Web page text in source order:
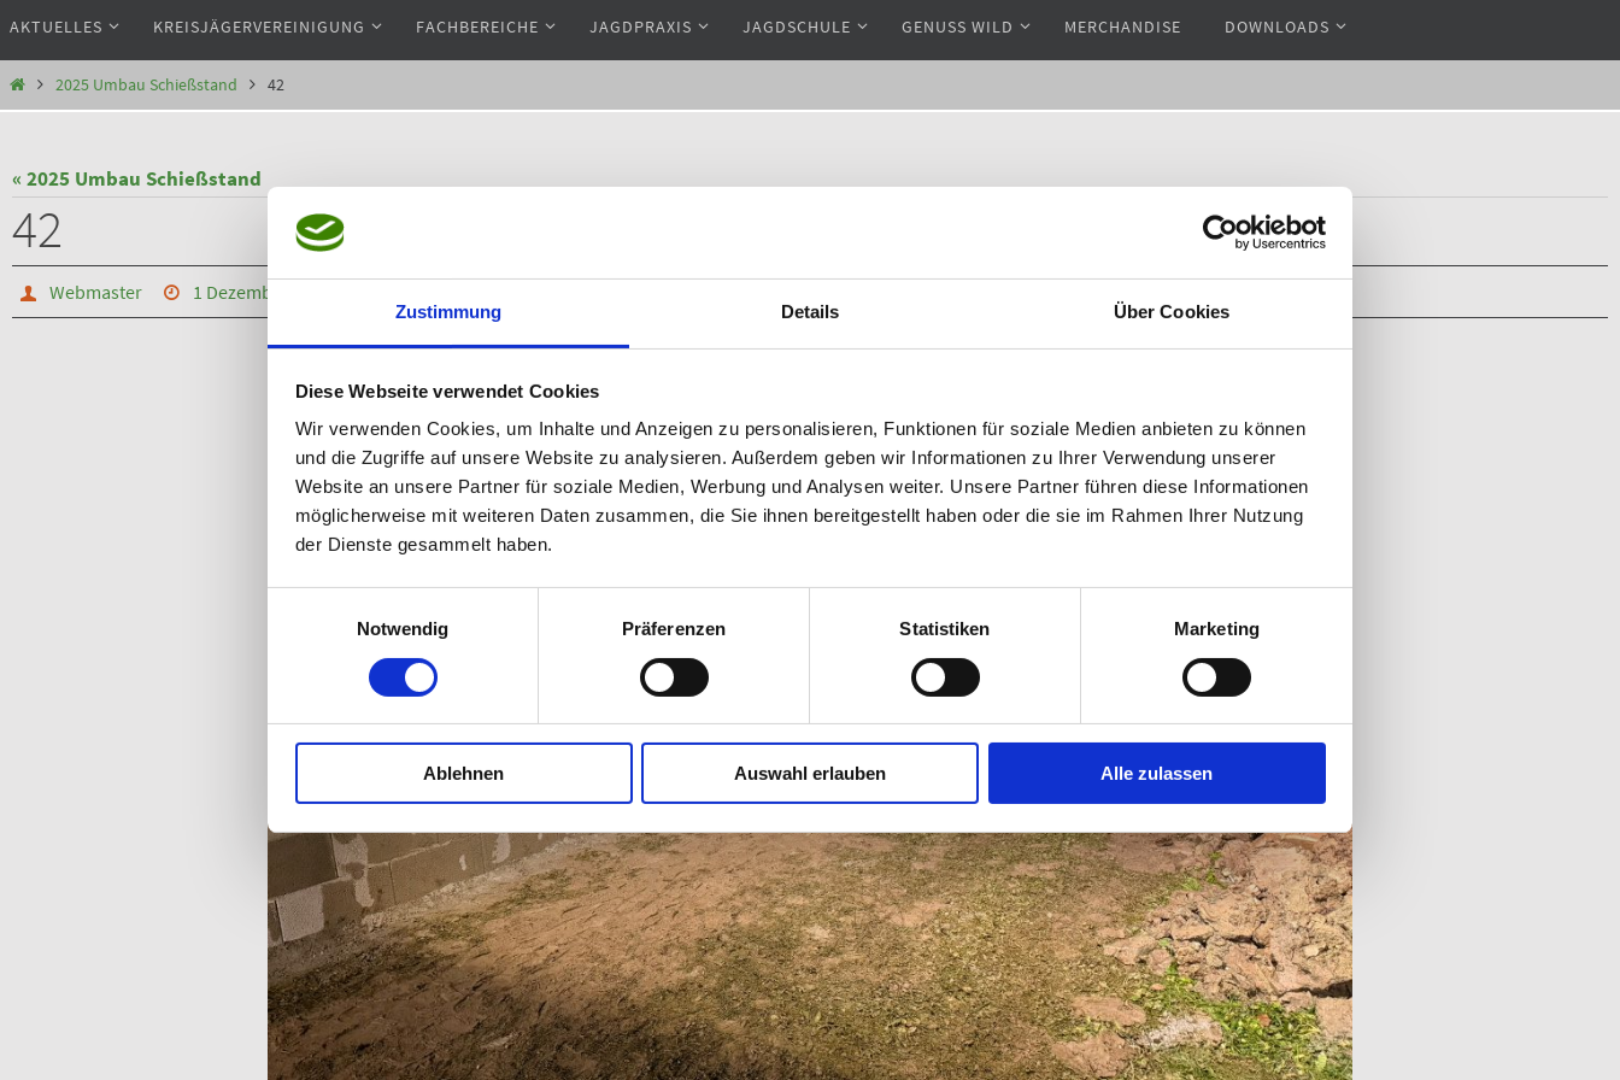
Zustimmung Details Über Cookies
Diese Webseite verwendet Cookies
Wir verwenden Cookies, um Inhalte und Anzeigen zu personalisieren, Funktionen für soziale Medien anbieten zu können
und die Zugriffe auf unsere Website zu analysieren. Außerdem geben wir Informationen zu Ihrer Verwendung unserer
Website an unsere Partner für soziale Medien, Werbung und Analysen weiter. Unsere Partner führen diese Informationen
möglicherweise mit weiteren Daten zusammen, die Sie ihnen bereitgestellt haben oder die sie im Rahmen Ihrer Nutzung
der Dienste gesammelt haben.
Notwendig
Präferenzen Statistiken Marketing
Ablehnen Auswahl erlauben Alle zulassen
Inhalt
springen
AKTUELLES KREISJÄGERVEREINIGUNG FACHBEREICHE JAGDPRAXIS JAGDSCHULE GENUSS WILD MERCHANDISE DOWNLOADS
Start2025 Umbau Schießstand 42
« 2025 Umbau Schießstand
42
Webmaster 1 Dezember, 2025